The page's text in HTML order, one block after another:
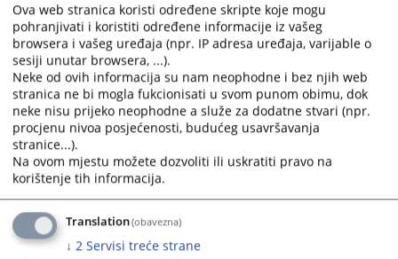
Trenutno nema vijesti
Ova web stranica koristi određene skripte koje mogu
pohranjivati i koristiti određene informacije iz vašeg
browsera i vašeg uređaja (npr. IP adresa uređaja, varijable o
sesiji unutar browsera, ...).
Neke od ovih informacija su nam neophodne i bez njih web
stranica ne bi mogla fukcionisati u svom punom obimu, dok
neke nisu prijeko neophodne a služe za dodatne stvari (npr.
procjenu nivoa posjećenosti, budućeg usavršavanja
stranice...).
Na ovom mjestu možete dozvoliti ili uskratiti pravo na
korištenje tih informacija.
Translation(obavezna)
↓ 2 Servisi treće strane